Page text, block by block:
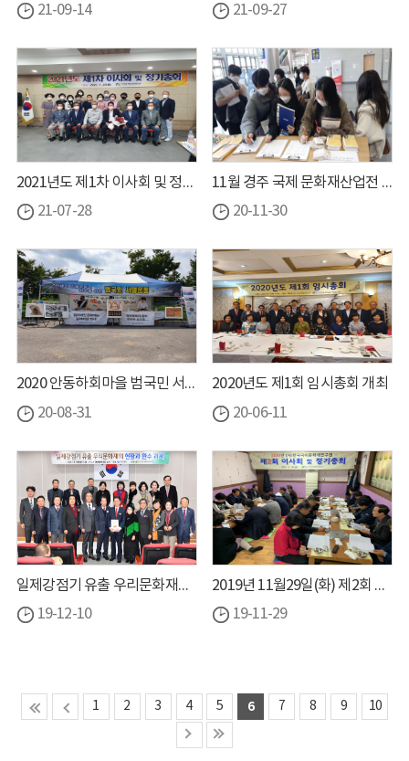
21-09-14
21-09-27
2021년도 제1차 이사회 및 정기총회 개최
21-07-28
11월 경주 국제 문화재산업전 범국민 홍보 활동
20-11-30
2020 안동하회마을 범국민 서명운동
20-08-31
2020년도 제1회 임시총회 개최
20-06-11
일제강점기 유출 우리문화재의 현황과 환수 과제
19-12-10
2019년 11월29일(화) 제2회 이사회 및 정기총회
19-11-29
1 2 3 4 5 6 7 8 9 10